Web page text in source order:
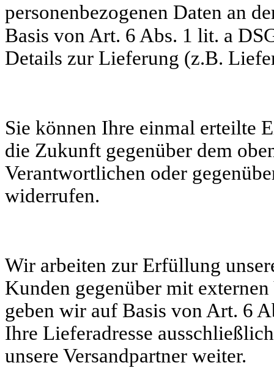
personenbezogenen Daten an
Basis von Art. 6 Abs. 1 lit. a
Details zur Lieferung (z.B.
Sie können Ihre einmal erteilte
die Zukunft gegenüber dem
Verantwortlichen oder
widerrufen.
Wir arbeiten zur Erfüllung
Kunden gegenüber mit
geben wir auf Basis von Art. 6
Ihre Lieferadresse
unsere Versandpartner weiter.